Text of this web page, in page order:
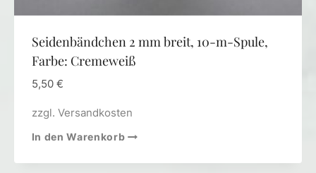
Seidenbändchen 2 mm breit, 10-m-Spule,
Farbe: Cremeweiß
5,50 €
zzgl. Versandkosten
In den Warenkorb